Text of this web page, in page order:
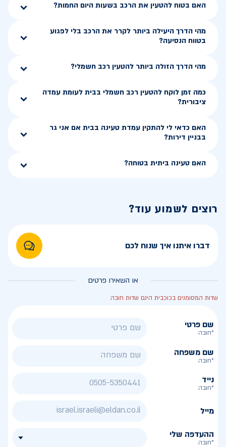
האם בטוח להטעין את הרכב בשעות היום החמות?
מהי הדרך היעילה ביותר לקרר את הרכב בלי לפגוע
בטווח הנסיעה?
מהי הדרך הזולה ביותר להטעין רכב חשמלי?
כמה זמן לוקח להטעין רכב חשמלי בבית לעומת עמדה
ציבורית?
האם כדאי לי להתקין עמדת טעינה בבית אם אני גר
בבניין דירות?
האם טעינה ביתית בטוחה?
רוצים לשמוע עוד?
דברו איתנו איך שנוח לכם
או השאירו פרטים
שדות המסומנים בכוכבית הינם שדות חובה
שם פרטי
*חובה
שם משפחה
*חובה
נייד
*חובה
מייל
ההעדפה שלי
*חובה